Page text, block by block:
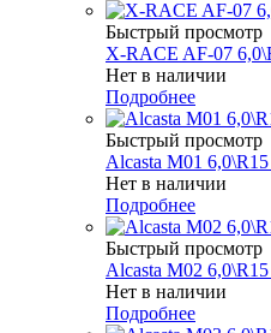
Быстрый просмотр
X-RACE AF-07
Нет в наличии
Подробнее
Быстрый просмотр
Alcasta M01
Нет в наличии
Подробнее
Быстрый просмотр
Alcasta M02
Нет в наличии
Подробнее